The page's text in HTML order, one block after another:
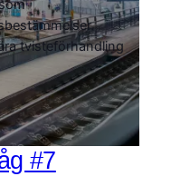
tvisteförhandling
#7